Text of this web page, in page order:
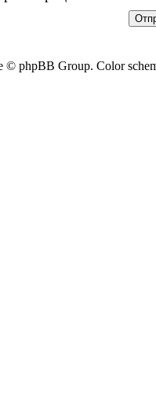
© phpBB Group. Color